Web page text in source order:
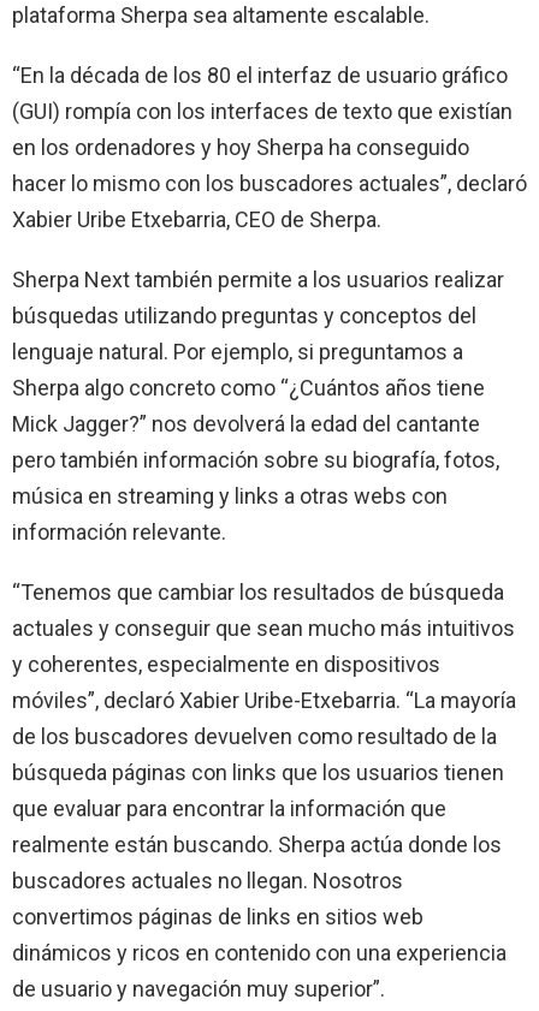
plataforma Sherpa sea altamente escalable.
“En la década de los 80 el interfaz de usuario gráfico
(GUI) rompía con los interfaces de texto que existían
en los ordenadores y hoy Sherpa ha conseguido
hacer lo mismo con los buscadores actuales”, declaró
Xabier Uribe Etxebarria, CEO de Sherpa.
Sherpa Next también permite a los usuarios realizar
búsquedas utilizando preguntas y conceptos del
lenguaje natural. Por ejemplo, si preguntamos a
Sherpa algo concreto como “¿Cuántos años tiene
Mick Jagger?” nos devolverá la edad del cantante
pero también información sobre su biografía, fotos,
música en streaming y links a otras webs con
información relevante.
“Tenemos que cambiar los resultados de búsqueda
actuales y conseguir que sean mucho más intuitivos
y coherentes, especialmente en dispositivos
móviles”, declaró Xabier Uribe-Etxebarria. “La mayoría
de los buscadores devuelven como resultado de la
búsqueda páginas con links que los usuarios tienen
que evaluar para encontrar la información que
realmente están buscando. Sherpa actúa donde los
buscadores actuales no llegan. Nosotros
convertimos páginas de links en sitios web
dinámicos y ricos en contenido con una experiencia
de usuario y navegación muy superior”.